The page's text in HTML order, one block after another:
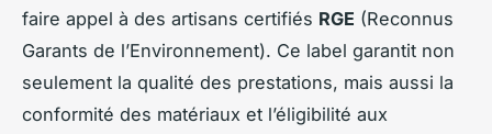
faire appel à des artisans certifiés RGE (Reconnus
Garants de l’Environnement). Ce label garantit non
seulement la qualité des prestations, mais aussi la
conformité des matériaux et l’éligibilité aux